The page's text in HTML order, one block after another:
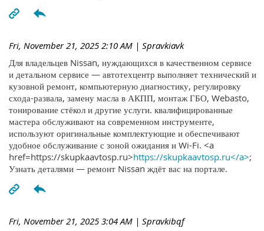
Fri, November 21, 2025 2:10 AM | Spravkiavk
Для владельцев Nissan, нуждающихся в качественном сервисе
и детальном сервисе — автотехцентр выполняет технический и
кузовной ремонт, компьютерную диагностику, регулировку
схода-развала, замену масла в АКПП, монтаж ГБО, Webasto,
тонирование стёкол и другие услуги. квалифицированные
мастера обслуживают на современном инструменте,
используют оригинальные комплектующие и обеспечивают
удобное обслуживание с зоной ожидания и Wi-Fi. <a
href=https://skupkaavtosp.ru>https://skupkaavtosp.ru</a>;
Узнать деталями — ремонт Nissan ждёт вас на портале.
Fri, November 21, 2025 3:04 AM | Spravkibqf